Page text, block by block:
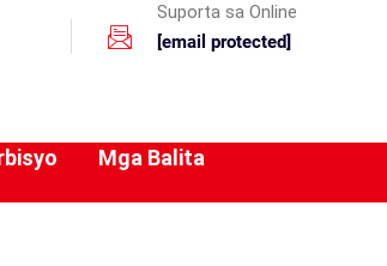
Suporta sa Online
[email protected]
Mga Balita